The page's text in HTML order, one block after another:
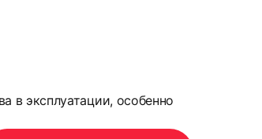
в эксплуатации, особенно